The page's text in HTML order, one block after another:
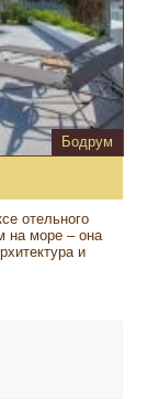
Бодрум
отельного
на море – она
и